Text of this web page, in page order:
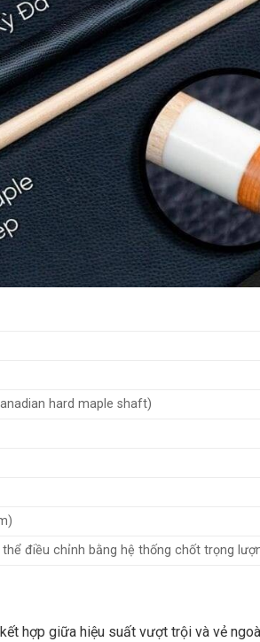
hard maple shaft)
điều chỉnh bằng hệ thống chốt trọng
hợp giữa hiệu suất vượt trội và vẻ